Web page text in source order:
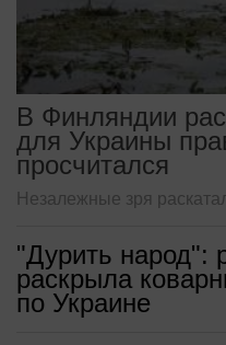
В Финляндии
для Украины
просчитался
Незалежные зря
"Дурить народ":
раскрыла
по Украине